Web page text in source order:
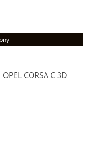
CORSA C 3D